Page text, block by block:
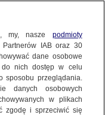
usług
my, nasze podmioty
IAB oraz 30
dane osobowe
do nich dostęp w celu
sposobu przeglądania.
danych osobowych
w plikach
zgodę i sprzeciwić się